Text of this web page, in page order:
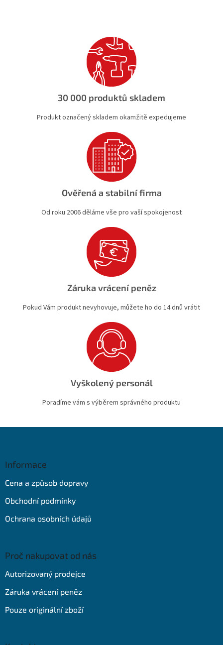
30 000 produktů skladem
Produkt označený skladem okamžitě expedujeme
Ověřená a stabilní firma
Od roku 2006 děláme vše pro vaší spokojenost
Záruka vrácení peněz
Pokud Vám produkt nevyhovuje, můžete ho do 14 dnů vrátit
Vyškolený personál
Poradíme vám s výběrem správného produktu
Informace
Cena a způsob dopravy
Obchodní podmínky
Ochrana osobních údajů
Proč nakupovat od nás
Autorizovaný prodejce
Záruka vrácení peněz
Pouze originální zboží